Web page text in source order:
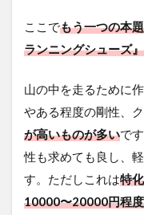
し安
定し
て買
い
3
ま
と
め
4
さ
ここでもう一つの本
ランニングシューズ
山の中を走るために
やある程度の剛性、
が高いものが多いで
性も求めても良し、
す。ただしこれは特
10000〜20000円程